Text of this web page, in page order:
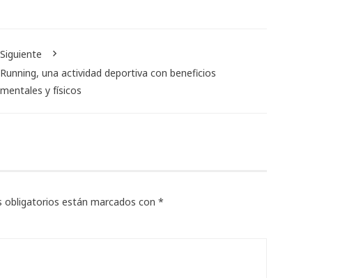
Siguiente
Running, una actividad deportiva con beneficios
mentales y físicos
obligatorios están marcados con *